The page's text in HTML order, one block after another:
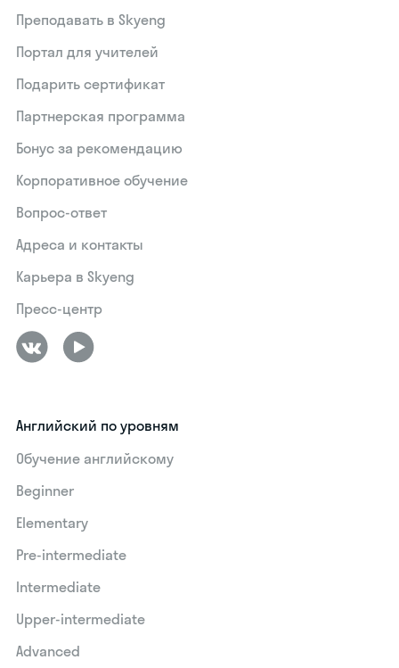
Преподавать в Skyeng
Портал для учителей
Подарить сертификат
Партнерская программа
Бонус за рекомендацию
Корпоративное обучение
Вопрос-ответ
Адреса и контакты
Карьера в Skyeng
Пресс-центр
Английский по уровням
Обучение английскому
Beginner
Elementary
Pre-intermediate
Intermediate
Upper-intermediate
Advanced